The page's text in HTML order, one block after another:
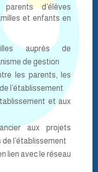
d’élèves
et enfants en
auprès de
de gestion
les parents, les
l’établissement
et aux
aux projets
l’établissement
lien avec le réseau